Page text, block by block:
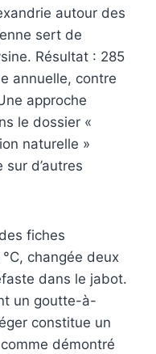
autour des
sert de
Résultat : 285
annuelle, contre
approche
le dossier «
naturelle »
sur d’autres
fiches
changée deux
dans le jabot.
un goutte-à-
constitue un
démontré